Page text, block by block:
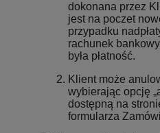
dokonana przez
jest na poczet
przypadku
rachunek
była płatność.
Klient może
wybierając opcję
dostępną na
formularza